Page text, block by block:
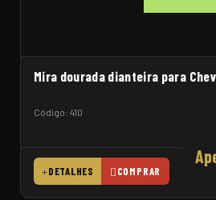
Mira dourada dianteira para
Código: 410
DETALHES COMPRAR